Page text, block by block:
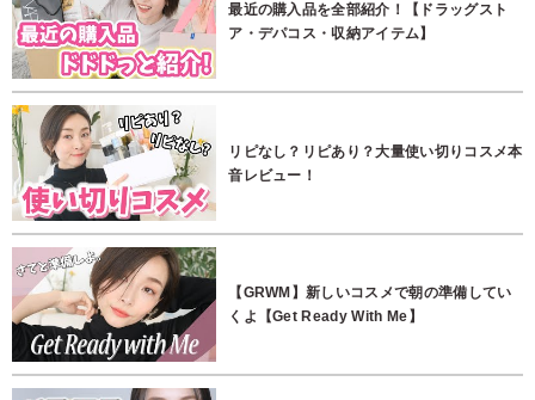
最近の購入品を全部紹介！【ドラッグスト
ア・デパコス・収納アイテム】
リピなし？リピあり？大量使い切りコスメ本
音レビュー！
【GRWM】新しいコスメで朝の準備してい
くよ【Get Ready With Me】